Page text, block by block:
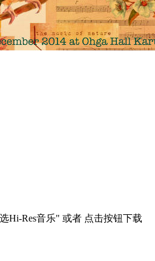
Hi-Res音乐" 或者 点击按钮下载